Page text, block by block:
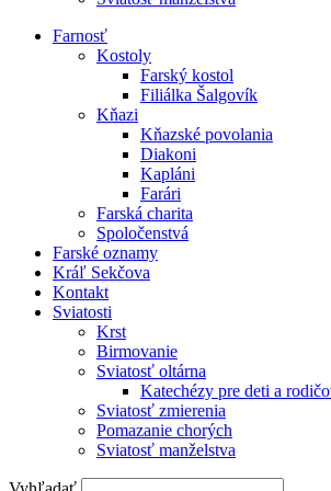
Farnosť
Kostoly
Farský kostol
Filiálka Šalgovík
Kňazi
Kňazské povolania
Diakoni
Kapláni
Farári
Farská charita
Spoločenstvá
Farské oznamy
Kráľ Sekčova
Kontakt
Sviatosti
Krst
Birmovanie
Sviatosť oltárna
Katechézy pre deti a
Sviatosť zmierenia
Pomazanie chorých
Sviatosť manželstva